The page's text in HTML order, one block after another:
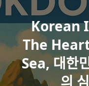
Korean
The
Sea, 대한
의